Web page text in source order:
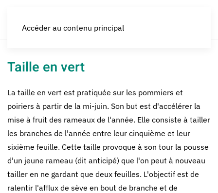
Accéder au contenu principal
Taille en vert
La taille en vert est pratiquée sur les pommiers et
poiriers à partir de la mi-juin. Son but est d'accélérer la
mise à fruit des rameaux de l'année. Elle consiste à tailler
les branches de l'année entre leur cinquième et leur
sixième feuille. Cette taille provoque à son tour la pousse
d'un jeune rameau (dit anticipé) que l'on peut à nouveau
tailler en ne gardant que deux feuilles. L'objectif est de
ralentir l'afflux de sève en bout de branche et de